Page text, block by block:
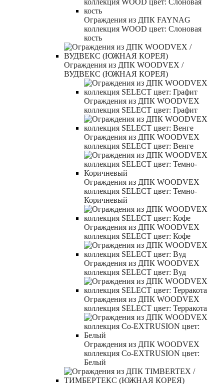
Ограждения из ДПК FAYNAG
коллекция WOOD цвет: Слоновая
кость
Ограждения из ДПК WOODVEX /
ВУДВЕКС (ЮЖНАЯ КОРЕЯ)
Ограждения из ДПК WOODVEX
коллекция SELECT цвет: Графит
Ограждения из ДПК WOODVEX
коллекция SELECT цвет: Венге
Ограждения из ДПК WOODVEX
коллекция SELECT цвет: Темно-
Коричневый
Ограждения из ДПК WOODVEX
коллекция SELECT цвет: Кофе
Ограждения из ДПК WOODVEX
коллекция SELECT цвет: Вуд
Ограждения из ДПК WOODVEX
коллекция SELECT цвет: Терракота
Ограждения из ДПК WOODVEX
коллекция Co-EXTRUSION цвет:
Белый